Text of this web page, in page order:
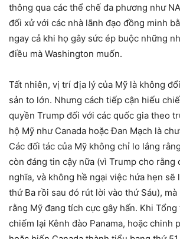
thông qua các thể chế đa phương như
đối xử với các nhà lãnh đạo đồng minh
ngay cả khi họ gây sức ép buộc những
điều mà Washington muốn.
Tất nhiên, vị trí địa lý của Mỹ là không
sản to lớn. Nhưng cách tiếp cận hiếu
quyền Trump đối với các quốc gia theo
hộ Mỹ như Canada hoặc Đan Mạch là
Các đối tác của Mỹ không chỉ lo lắng
còn đáng tin cậy nữa (vì Trump cho rằng
nghĩa, và không hề ngại việc hứa hẹn sẽ
thứ Ba rồi sau đó rút lời vào thứ Sáu),
rằng Mỹ đang tích cực gây hấn. Khi
chiếm lại Kênh đào Panama, hoặc chinh